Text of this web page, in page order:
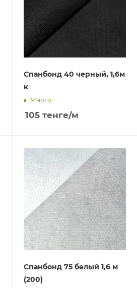
Спанбонд 40 черный, 1,6м
к
Много
105тенге/м
Спанбонд 75 белый 1,6 м
(200)